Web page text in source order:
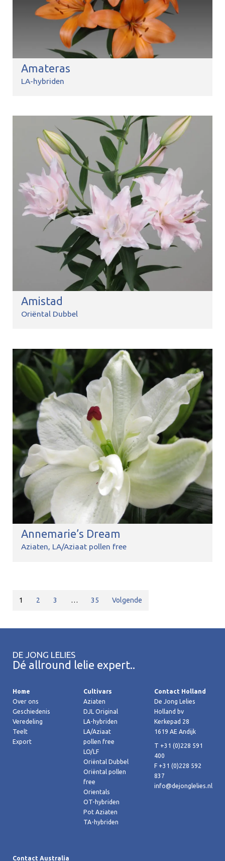
Amateras
LA-hybriden
Amistad
Oriëntal Dubbel
Annemarie’s Dream
Aziaten LA/Aziaat pollen free
1 2 3 … 35 Volgende
DE JONG LELIES
Dé allround lelie expert..
Home
Over ons
Geschiedenis
Veredeling
Teelt
Export
Cultivars
Aziaten
DJL Original
LA-hybriden
LA/Aziaat
pollen free
LO/LF
Oriëntal Dubbel
Oriëntal pollen
free
Orientals
OT-hybriden
Pot Aziaten
TA-hybriden
Contact Holland
De Jong Lelies
Holland bv
Kerkepad 28
1619 AE Andijk
T +31 (0)228 591
400
F +31 (0)228 592
837
info@dejonglelies.nl
Contact Australia